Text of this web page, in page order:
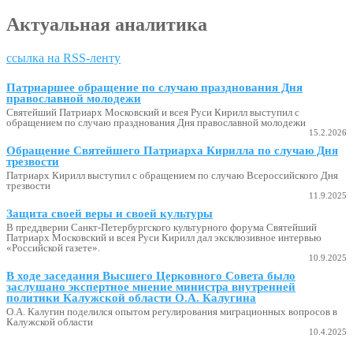
Актуальная аналитика
ссылка на RSS-ленту
Патриаршее обращение по случаю празднования Дня
православной молодежи
Святейший Патриарх Московский и всея Руси Кирилл выступил с
обращением по случаю празднования Дня православной молодежи
15.2.2026
Обращение Святейшего Патриарха Кирилла по случаю Дня
трезвости
Патриарх Кирилл выступил с обращением по случаю Всероссийского Дня
трезвости
11.9.2025
Защита своей веры и своей культуры
В преддверии Санкт-Петербургского культурного форума Святейший
Патриарх Московский и всея Руси Кирилл дал эксклюзивное интервью
«Российской газете».
10.9.2025
В ходе заседания Высшего Церковного Совета было
заслушано экспертное мнение министра внутренней
политики Калужской области О.А. Калугина
О.А. Калугин поделился опытом регулирования миграционных вопросов в
Калужской области
10.4.2025